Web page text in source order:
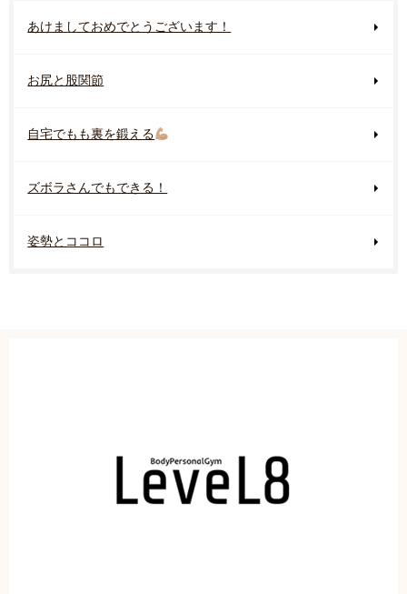
あけましておめでとうございます！
お尻と股関節
自宅でもも裏を鍛える
ズボラさんでもできる！
姿勢とココロ